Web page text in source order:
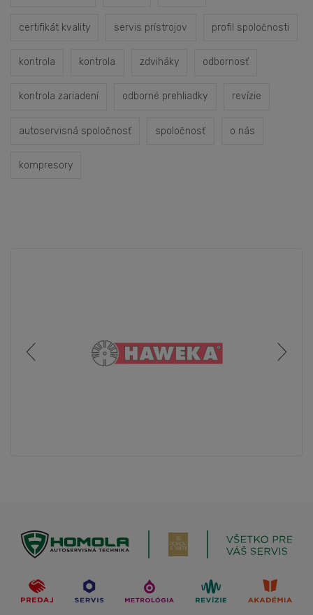
certifikát kvality servis prístrojov profil spoločnosti
kontrola kontrola zdviháky odbornosť
kontrola zariadení odborné prehliadky revízie
autoservisná spoločnosť spoločnosť o nás
kompresory